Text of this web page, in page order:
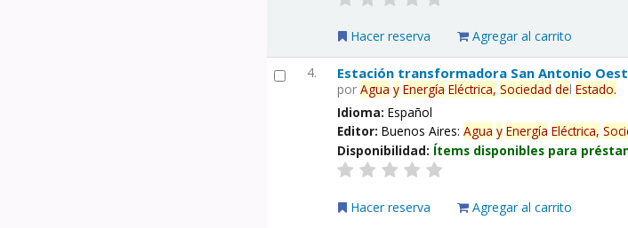
Hacer reserva Agregar al carrito
4. Estación transformadora San Antonio
porAgua y Energía Eléctrica, Sociedad delEstado.
Idioma:Español
Editor:Buenos Aires:Agua y Energía Eléctrica,
Disponibilidad: Ítems disponibles para
Hacer reserva Agregar al carrito